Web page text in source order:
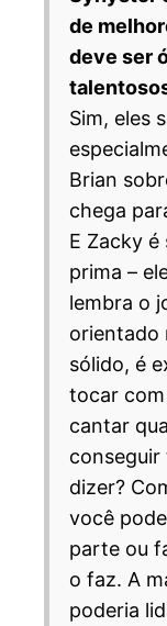
de
deve ser
Sim, eles
Brian
chega
E Zacky
prima –
lembra o
orientado
sólido, é
tocar com
cantar
conseguir
dizer?
você
parte ou
o faz. A
poderia